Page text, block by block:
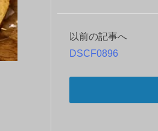
投
以前の記事へ
DSCF0896